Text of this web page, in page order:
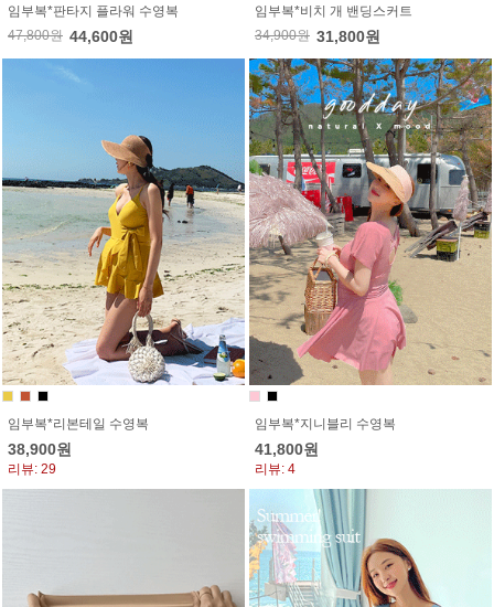
임부복*판타지 플라워 수영복
47,800원 44,600원
임부복*비치 개 밴딩스커트
34,900원 31,800원
임부복*리본테일 수영복
38,900원
리뷰: 29
임부복*지니블리 수영복
41,800원
리뷰: 4